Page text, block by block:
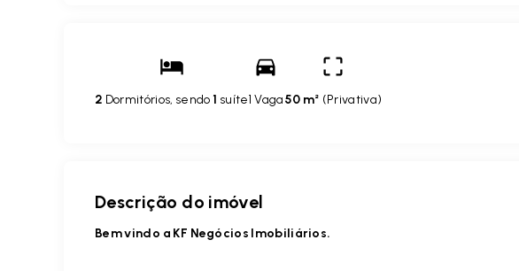
2 Dormitórios, sendo1 suíte1 Vaga50 m² (Privativa)
Descrição do imóvel
Bem vindo a KF Negócios Imobiliários.